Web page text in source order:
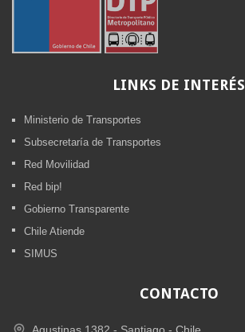
LINKS DE INTERÉS
Ministerio de Transportes
Subsecretaría de Transportes
Red Movilidad
Red bip!
Gobierno Transparente
Chile Atiende
SIMUS
CONTACTO